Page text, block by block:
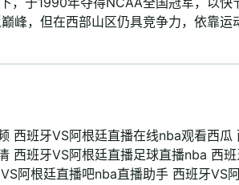
峰，但在西部山区仍具竞争力，依靠
西班牙VS阿根廷直播在线nba观看西瓜
西班牙VS阿根廷直播足球直播nba 西
阿根廷直播吧nba直播助手 西班牙VS